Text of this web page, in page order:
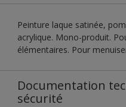
Peinture laque satinée,
acrylique. Mono-produit.
élémentaires. Pour
Documentation
sécurité